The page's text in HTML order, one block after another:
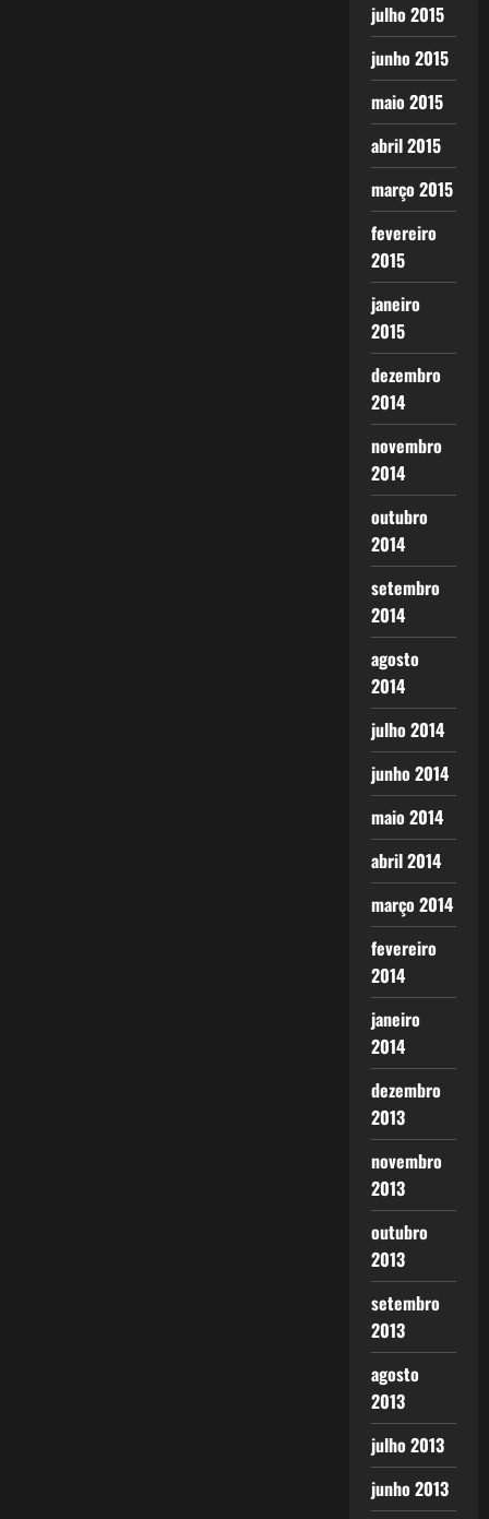
julho 2015
junho 2015
maio 2015
abril 2015
março 2015
fevereiro
2015
janeiro
2015
dezembro
2014
novembro
2014
outubro
2014
setembro
2014
agosto
2014
julho 2014
junho 2014
maio 2014
abril 2014
março 2014
fevereiro
2014
janeiro
2014
dezembro
2013
novembro
2013
outubro
2013
setembro
2013
agosto
2013
julho 2013
junho 2013